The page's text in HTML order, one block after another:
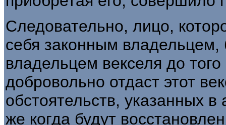
Следовательно, лицо,
себя законным владельцем,
владельцем векселя до
добровольно отдаст этот
обстоятельств, указанных
же когда будут